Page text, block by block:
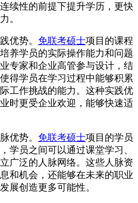
续性的前提下提升学历，更快
。
优势。 免联考硕士项目的课程
养学员的实际操作能力和问题
专家和企业高管参与设计，结
得学员在学习过程中能够积累
工作挑战的能力。这种实践优
时更受企业欢迎，能够快速适
优势。 免联考硕士项目的学员
学员之间可以通过课堂学习、
广泛的人脉网络。这些人脉资
和机会，还能够在未来的职业
展创造更多可能性。